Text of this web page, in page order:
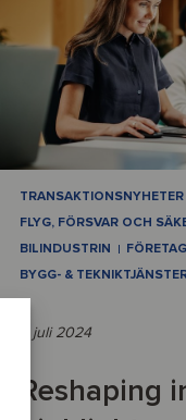
TRANSAKTIONSNYHETER
FLYG, FÖRSVAR OCH
BILINDUSTRIN
BYGG- &
9 juli 2024
Reshaping